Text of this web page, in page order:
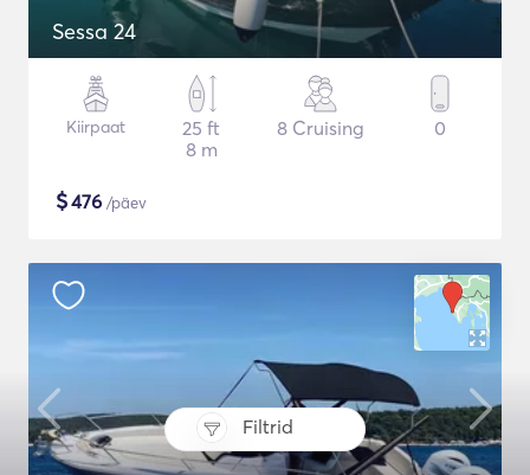
Filtrid
Sessa 24
Kiirpaat
25 ft
8 m
8 Cruising 0
$476 /päev